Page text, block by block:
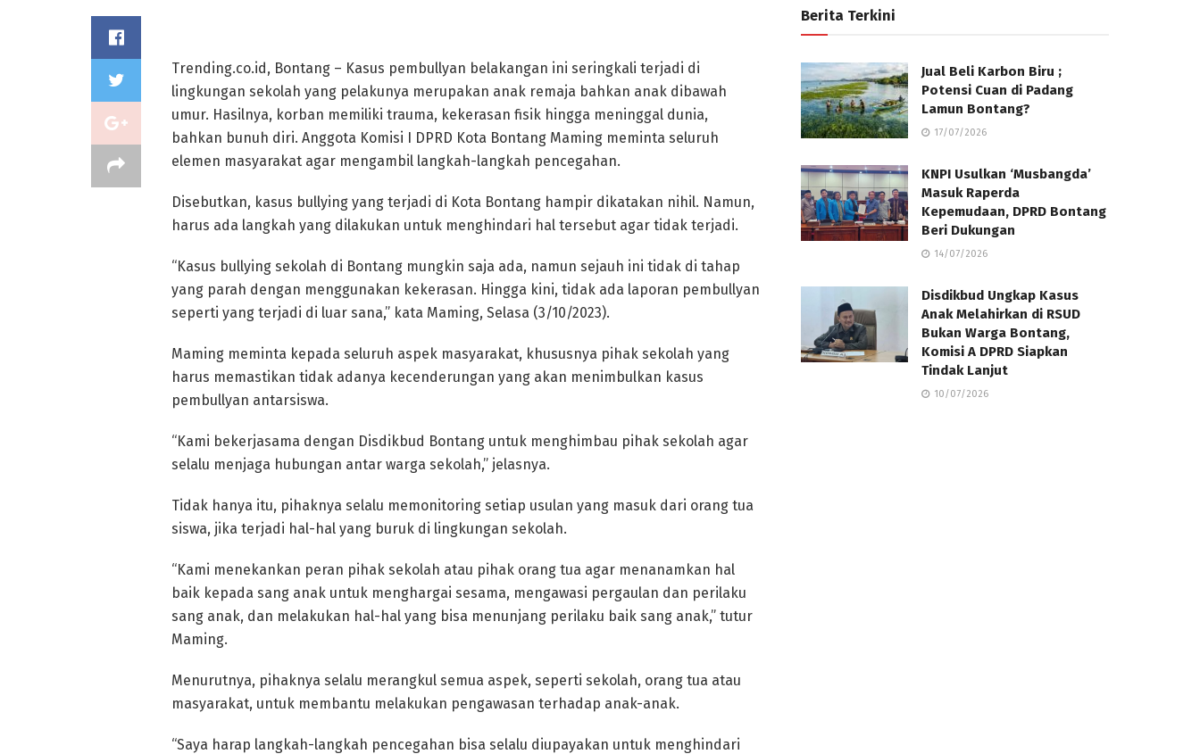
Trending.co.id, Bontang – Kasus pembullyan belakangan ini seringkali terjadi di
lingkungan sekolah yang pelakunya merupakan anak remaja bahkan anak dibawah
umur. Hasilnya, korban memiliki trauma, kekerasan fisik hingga meninggal dunia,
bahkan bunuh diri. Anggota Komisi I DPRD Kota Bontang Maming meminta seluruh
elemen masyarakat agar mengambil langkah-langkah pencegahan.
Disebutkan, kasus bullying yang terjadi di Kota Bontang hampir dikatakan nihil. Namun,
harus ada langkah yang dilakukan untuk menghindari hal tersebut agar tidak terjadi.
“Kasus bullying sekolah di Bontang mungkin saja ada, namun sejauh ini tidak di tahap
yang parah dengan menggunakan kekerasan. Hingga kini, tidak ada laporan pembullyan
seperti yang terjadi di luar sana,” kata Maming, Selasa (3/10/2023).
Maming meminta kepada seluruh aspek masyarakat, khususnya pihak sekolah yang
harus memastikan tidak adanya kecenderungan yang akan menimbulkan kasus
pembullyan antarsiswa.
“Kami bekerjasama dengan Disdikbud Bontang untuk menghimbau pihak sekolah agar
selalu menjaga hubungan antar warga sekolah,” jelasnya.
Tidak hanya itu, pihaknya selalu memonitoring setiap usulan yang masuk dari orang tua
siswa, jika terjadi hal-hal yang buruk di lingkungan sekolah.
“Kami menekankan peran pihak sekolah atau pihak orang tua agar menanamkan hal
baik kepada sang anak untuk menghargai sesama, mengawasi pergaulan dan perilaku
sang anak, dan melakukan hal-hal yang bisa menunjang perilaku baik sang anak,” tutur
Maming.
Menurutnya, pihaknya selalu merangkul semua aspek, seperti sekolah, orang tua atau
masyarakat, untuk membantu melakukan pengawasan terhadap anak-anak.
“Saya harap langkah-langkah pencegahan bisa selalu diupayakan untuk menghindari
Berita Terkini
Jual Beli Karbon Biru ;
Potensi Cuan di Padang
Lamun Bontang?
17/07/2026
KNPI Usulkan ‘Musbangda’
Masuk Raperda
Kepemudaan, DPRD Bontang
Beri Dukungan
14/07/2026
Disdikbud Ungkap Kasus
Anak Melahirkan di RSUD
Bukan Warga Bontang,
Komisi A DPRD Siapkan
Tindak Lanjut
10/07/2026